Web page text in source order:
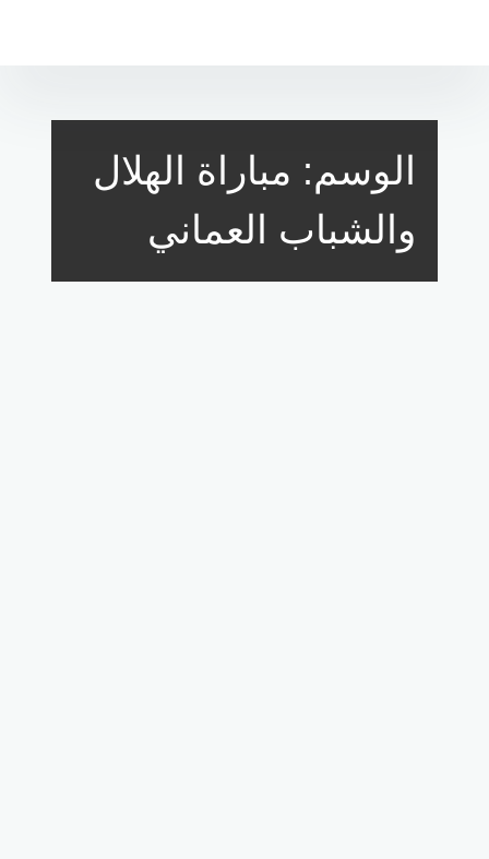
الوسم: مباراة الهلال
والشباب العماني